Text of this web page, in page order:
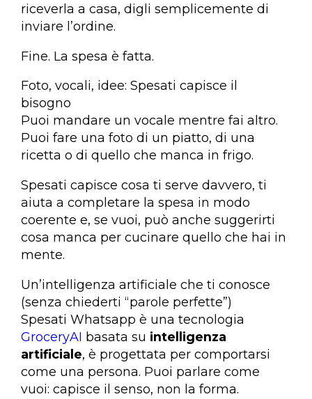
riceverla a casa, digli semplicemente di
inviare l’ordine.
Fine. La spesa è fatta.
Foto, vocali, idee: Spesati capisce il
bisogno
Puoi mandare un vocale mentre fai altro.
Puoi fare una foto di un piatto, di una
ricetta o di quello che manca in frigo.
Spesati capisce cosa ti serve davvero, ti
aiuta a completare la spesa in modo
coerente e, se vuoi, può anche suggerirti
cosa manca per cucinare quello che hai in
mente.
Un’intelligenza artificiale che ti conosce
(senza chiederti “parole perfette”)
Spesati Whatsapp è una tecnologia
GroceryAI basata su intelligenza
artificiale, è progettata per comportarsi
come una persona. Puoi parlare come
vuoi: capisce il senso, non la forma.